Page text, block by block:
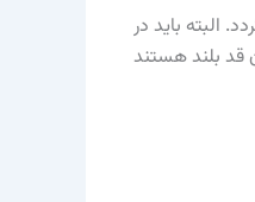
البته باید در